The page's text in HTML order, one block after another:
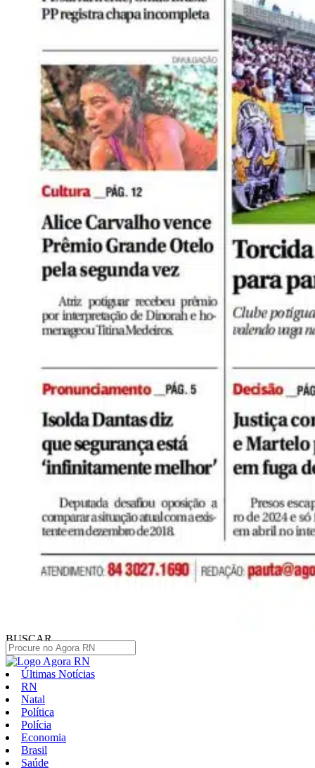
BUSCAR
Últimas Notícias
RN
Natal
Política
Polícia
Economia
Brasil
Saúde